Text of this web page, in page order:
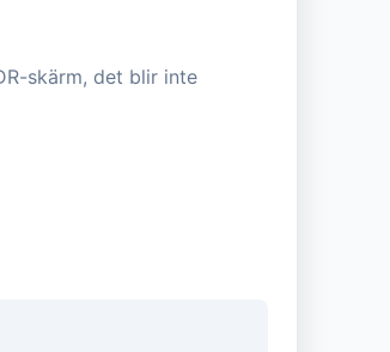
skärm, det blir inte